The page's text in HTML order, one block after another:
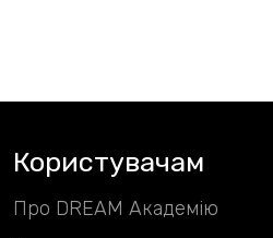
Користувачам
Про DREAM Академію